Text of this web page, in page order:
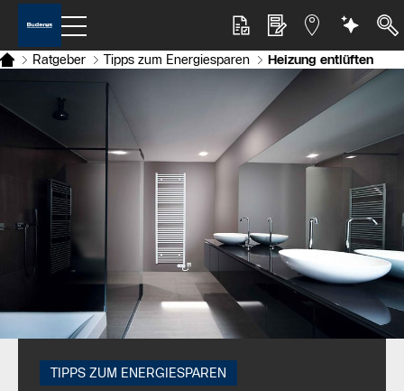
Ratgeber Tipps zum Energiesparen Heizung entlüften
TIPPS ZUM ENERGIESPAREN